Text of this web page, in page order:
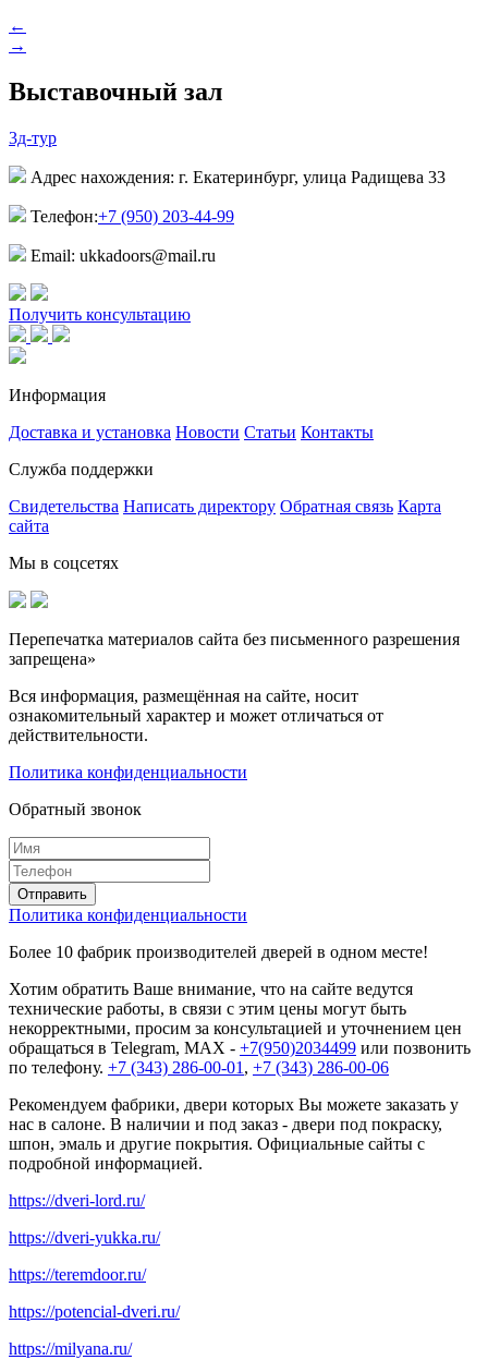
←
→
Выставочный зал
3д-тур
Адрес нахождения: г. Екатеринбург, улица Радищева 33
Телефон:+7 (950) 203-44-99
Email: ukkadoors@mail.ru
Получить консультацию
Информация
Доставка и установка Новости Статьи Контакты
Служба поддержки
Свидетельства Написать директору Обратная связь Карта
сайта
Мы в соцсетях
Перепечатка материалов сайта без письменного разрешения
запрещена»
Вся информация, размещённая на сайте, носит
ознакомительный характер и может отличаться от
действительности.
Политика конфиденциальности
Обратный звонок
Политика конфиденциальности
Более 10 фабрик производителей дверей в одном месте!
Хотим обратить Ваше внимание, что на сайте ведутся
технические работы, в связи с этим цены могут быть
некорректными, просим за консультацией и уточнением цен
обращаться в Telegram, MAX - +7(950)2034499 или позвонить
по телефону. +7 (343) 286-00-01 , +7 (343) 286-00-06
Рекомендуем фабрики, двери которых Вы можете заказать у
нас в салоне. В наличии и под заказ - двери под покраску,
шпон, эмаль и другие покрытия. Официальные сайты с
подробной информацией.
https://dveri-lord.ru/
https://dveri-yukka.ru/
https://teremdoor.ru/
https://potencial-dveri.ru/
https://milyana.ru/